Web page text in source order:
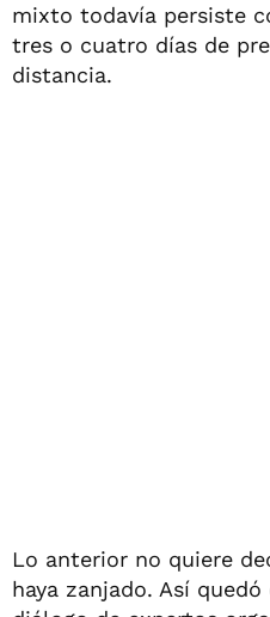
mixto todavía persiste
tres o cuatro días de
distancia.
Lo anterior no quiere
haya zanjado. Así